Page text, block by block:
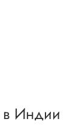
в Индии